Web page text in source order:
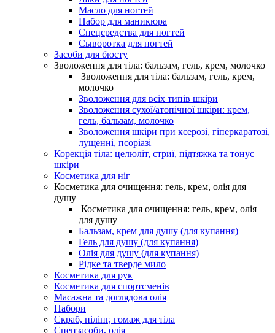
Масло для ногтей
Набор для маникюра
Спецсредства для ногтей
Сыворотка для ногтей
Засоби для бюсту
Зволоження для тіла: бальзам, гель, крем, молочко
Зволоження для тіла: бальзам, гель, крем,
молочко
Зволоження для всіх типів шкіри
Зволоження сухої/атопічної шкіри: крем,
гель, бальзам, молочко
Зволоження шкіри при ксерозі, гіперкаратозі,
лущенні, псоріазі
Корекція тіла: целюліт, стриї, підтяжка та тонус
шкіри
Косметика для ніг
Косметика для очищення: гель, крем, олія для
душу
Косметика для очищення: гель, крем, олія
для душу
Бальзам, крем для душу (для купання)
Гель для душу (для купання)
Олія для душу (для купання)
Рідке та тверде мило
Косметика для рук
Косметика для спортсменів
Масажна та доглядова олія
Набори
Скраб, пілінг, гомаж для тіла
Спецзасоби, олія